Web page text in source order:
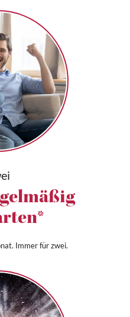
Immer für zwei.